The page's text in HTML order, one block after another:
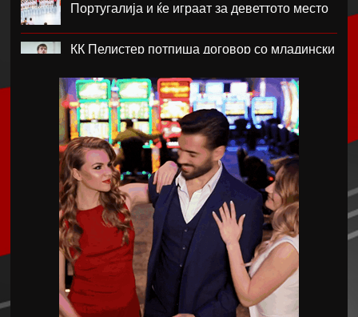
Португалија и ќе играат за деветтото место
КК Пелистер потпиша договор со младински
Магнес Аклиуш официјално претставен во
Париз
Мики ван де Вен се согласи на нов договор
со Тотенхем
Лина Ѓорческа го заврши настапот во
Лајпциг
Барса и Сити почнаа преговори за Родри,
испратена и првата понуда